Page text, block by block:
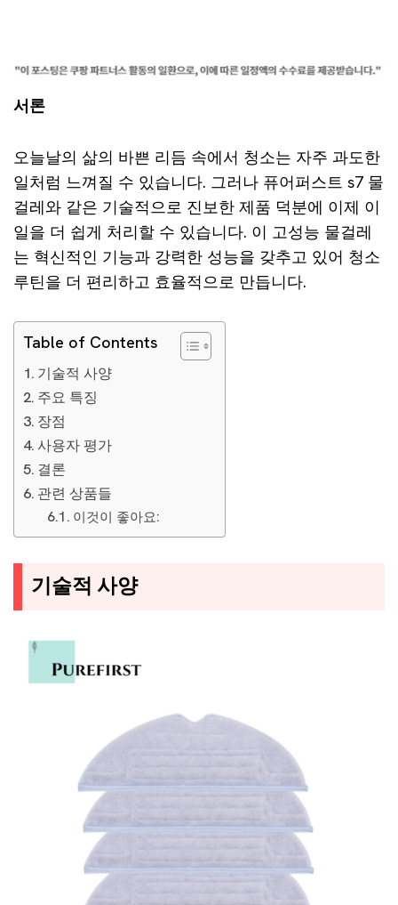
서론
오늘날의 삶의 바쁜 리듬 속에서 청소는 자주 과도한
일처럼 느껴질 수 있습니다. 그러나 퓨어퍼스트 s7 물
걸레와 같은 기술적으로 진보한 제품 덕분에 이제 이
일을 더 쉽게 처리할 수 있습니다. 이 고성능 물걸레
는 혁신적인 기능과 강력한 성능을 갖추고 있어 청소
루틴을 더 편리하고 효율적으로 만듭니다.
Table of Contents
기술적 사양
주요 특징
장점
사용자 평가
결론
관련 상품들
이것이 좋아요:
기술적 사양